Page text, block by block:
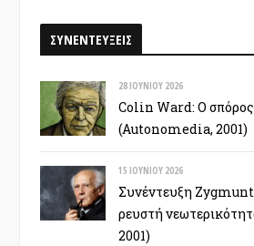
ΣΥΝΕΝΤΕΥΞΕΙΣ
28 ΙΟΥΝΊΟΥ 2026
Colin Ward: Ο σπόρος
(Autonomedia, 2001)
15 ΙΟΥΝΊΟΥ 2026
Συνέντευξη
ρευστή
2001)